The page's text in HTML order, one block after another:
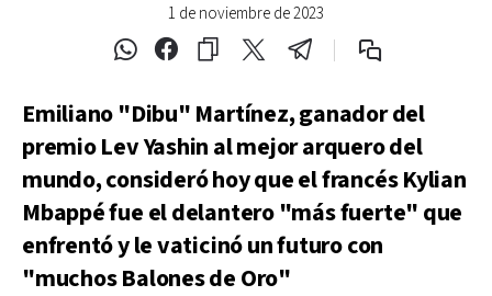
1 de noviembre de 2023
Emiliano "Dibu" Martínez, ganador del
premio Lev Yashin al mejor arquero del
mundo, consideró hoy que el francés Kylian
Mbappé fue el delantero "más fuerte" que
enfrentó y le vaticinó un futuro con
"muchos Balones de Oro"